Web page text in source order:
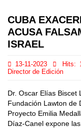
CUBA
ACUSA
ISRAEL
13-11-2023 Hits:
Director de Edición
Dr. Oscar Elías Biscet
Fundación Lawton de
Proyecto Emilia
Díaz-Canel expone